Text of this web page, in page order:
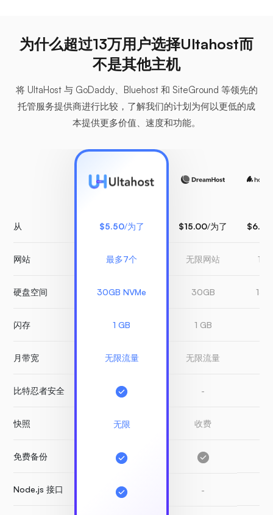
为什么超过13万用户选择Ultahost而
不是其他主机
将 UltaHost 与 GoDaddy、Bluehost 和 SiteGround 等领先的
托管服务提供商进行比较，了解我们的计划为何以更低的成
本提供更多价值、速度和功能。
从
网站
硬盘空间
闪存
月带宽
比特忍者安全
快照
免费备份
Node.js 接口
$5.50/为了
最多7个
30GB NVMe
1 GB
无限流量
无限
$15.00/为了
无限网站
30GB
1 GB
无限流量
-
收费
-
$6.99
1